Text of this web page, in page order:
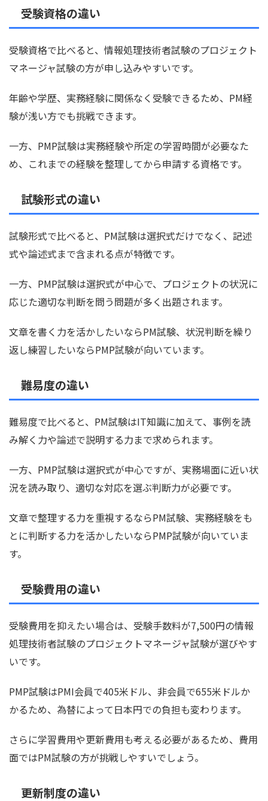
受験資格の違い
受験資格で比べると、情報処理技術者試験のプロジェクト
マネージャ試験の方が申し込みやすいです。
年齢や学歴、実務経験に関係なく受験できるため、PM経
験が浅い方でも挑戦できます。
一方、PMP試験は実務経験や所定の学習時間が必要なた
め、これまでの経験を整理してから申請する資格です。
試験形式の違い
試験形式で比べると、PM試験は選択式だけでなく、記述
式や論述式まで含まれる点が特徴です。
一方、PMP試験は選択式が中心で、プロジェクトの状況に
応じた適切な判断を問う問題が多く出題されます。
文章を書く力を活かしたいならPM試験、状況判断を繰り
返し練習したいならPMP試験が向いています。
難易度の違い
難易度で比べると、PM試験はIT知識に加えて、事例を読
み解く力や論述で説明する力まで求められます。
一方、PMP試験は選択式が中心ですが、実務場面に近い状
況を読み取り、適切な対応を選ぶ判断力が必要です。
文章で整理する力を重視するならPM試験、実務経験をも
とに判断する力を活かしたいならPMP試験が向いていま
す。
受験費用の違い
受験費用を抑えたい場合は、受験手数料が7,500円の情報
処理技術者試験のプロジェクトマネージャ試験が選びやす
いです。
PMP試験はPMI会員で405米ドル、非会員で655米ドルか
かるため、為替によって日本円での負担も変わります。
さらに学習費用や更新費用も考える必要があるため、費用
面ではPM試験の方が挑戦しやすいでしょう。
更新制度の違い